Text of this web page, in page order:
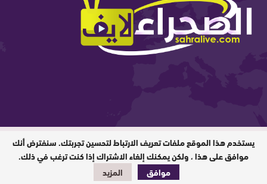
المدير المسؤول : ابيبك المحفوظ / جميع
الحقوق محفوظة © 2026
تصميم وبرمجة
يستخدم هذا الموقع ملفات تعريف الارتباط لتحسين تجربتك. سنفترض أنك
موافق على هذا ، ولكن يمكنك إلغاء الاشتراك إذا كنت ترغب في ذلك.
موافق
المزيد